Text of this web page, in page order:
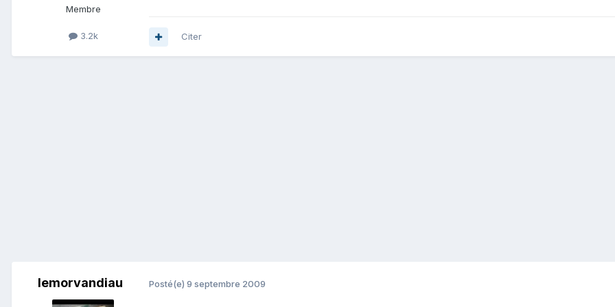
Membre
3.2k Citer
lemorvandiau Posté(e) 9 septembre 2009